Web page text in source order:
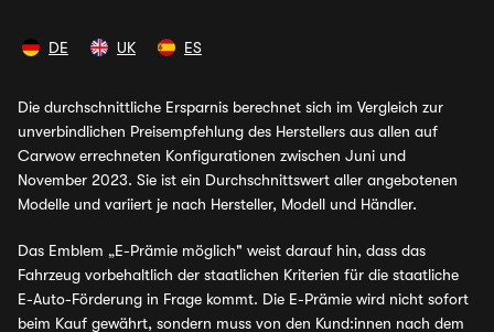
DE UK ES
Die durchschnittliche Ersparnis berechnet sich im Vergleich zur
unverbindlichen Preisempfehlung des Herstellers aus allen auf
Carwow errechneten Konfigurationen zwischen Juni und
November 2023. Sie ist ein Durchschnittswert aller angebotenen
Modelle und variiert je nach Hersteller, Modell und Händler.
Das Emblem „E-Prämie möglich" weist darauf hin, dass das
Fahrzeug vorbehaltlich der staatlichen Kriterien für die staatliche
E-Auto-Förderung in Frage kommt. Die E-Prämie wird nicht sofort
beim Kauf gewährt, sondern muss von den Kund:innen nach dem